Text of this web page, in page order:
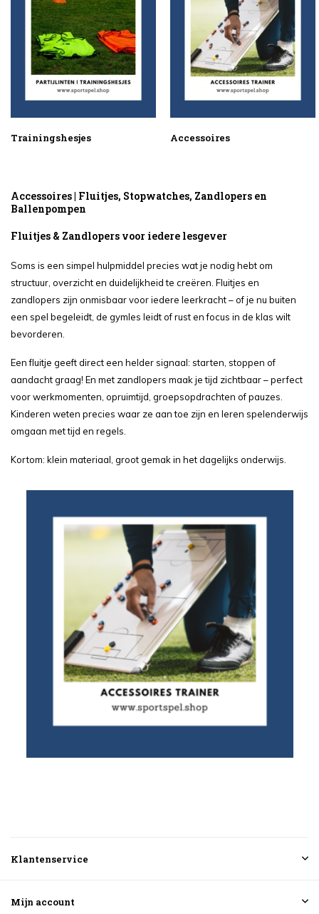
Trainingshesjes Accessoires
Accessoires | Fluitjes, Stopwatches, Zandlopers en
Ballenpompen
Fluitjes & Zandlopers voor iedere lesgever
Soms is een simpel hulpmiddel precies wat je nodig hebt om
structuur, overzicht en duidelijkheid te creëren. Fluitjes en
zandlopers zijn onmisbaar voor iedere leerkracht – of je nu buiten
een spel begeleidt, de gymles leidt of rust en focus in de klas wilt
bevorderen.
Een fluitje geeft direct een helder signaal: starten, stoppen of
aandacht graag! En met zandlopers maak je tijd zichtbaar – perfect
voor werkmomenten, opruimtijd, groepsopdrachten of pauzes.
Kinderen weten precies waar ze aan toe zijn en leren spelenderwijs
omgaan met tijd en regels.
Kortom: klein materiaal, groot gemak in het dagelijks onderwijs.
Klantenservice
Mijn account